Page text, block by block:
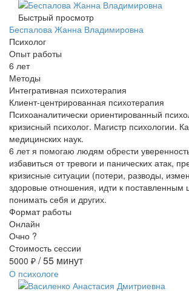
Быстрый просмотр
Беспалова Жанна Владимировна
Психолог
Опыт работы
6 лет
Методы
Интегративная психотерапия
Клиент-центрированная психотерапия
Психоаналитически ориентированный
кризисный психолог. Магистр психологии.
медицинских наук.
6 лет я помогаю людям обрести
избавиться от тревоги и панических атак,
кризисные ситуации (потери, разводы,
здоровые отношения, идти к поставленным
понимать себя и других.
Формат работы
Онлайн
Очно ?
Стоимость сессии
5000 ₽ / 55 минут
О психологе